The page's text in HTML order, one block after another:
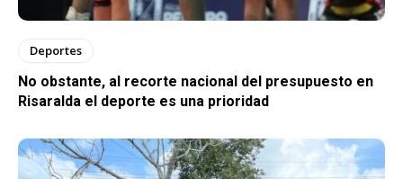
Deportes
No obstante, al recorte nacional del presupuesto en
Risaralda el deporte es una prioridad